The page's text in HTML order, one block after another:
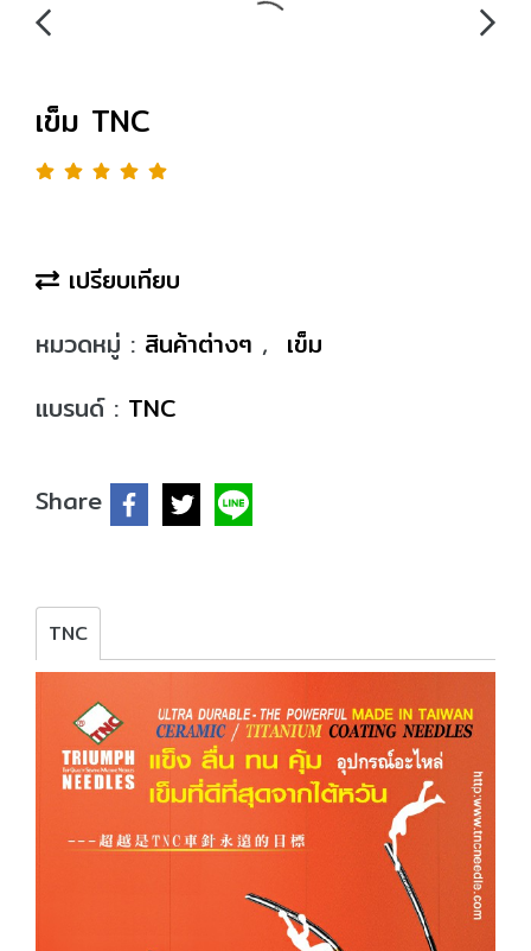
เข็ม TNC
เปรียบเทียบ
หมวดหมู่ : สินค้าต่างๆ , เข็ม
แบรนด์ : TNC
Share
TNC